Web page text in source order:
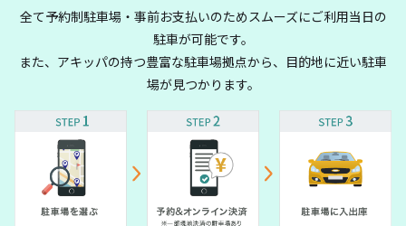
全て予約制駐車場・事前お支払いのためスムーズにご利用当日の
駐車が可能です。
また、アキッパの持つ豊富な駐車場拠点から、目的地に近い駐車
場が見つかります。